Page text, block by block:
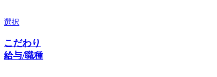
選択
こだわり
給与/職種